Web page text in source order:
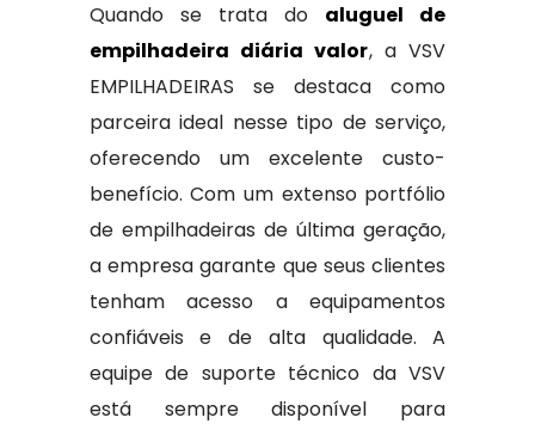
Quando se trata do aluguel de
empilhadeira diária valor, a VSV
EMPILHADEIRAS se destaca como
parceira ideal nesse tipo de serviço,
oferecendo um excelente custo-
benefício. Com um extenso portfólio
de empilhadeiras de última geração,
a empresa garante que seus clientes
tenham acesso a equipamentos
confiáveis e de alta qualidade. A
equipe de suporte técnico da VSV
está sempre disponível para